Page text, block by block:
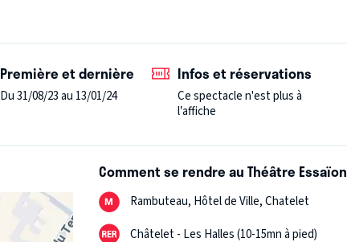
Première et dernière
Du 31/08/23 au 13/01/24
Infos et réservations
Ce spectacle n'est plus à
l’affiche
Comment se rendre au Théâtre Essaïon
Rambuteau, Hôtel de Ville, Chatelet
Châtelet - Les Halles (10-15mn à pied)